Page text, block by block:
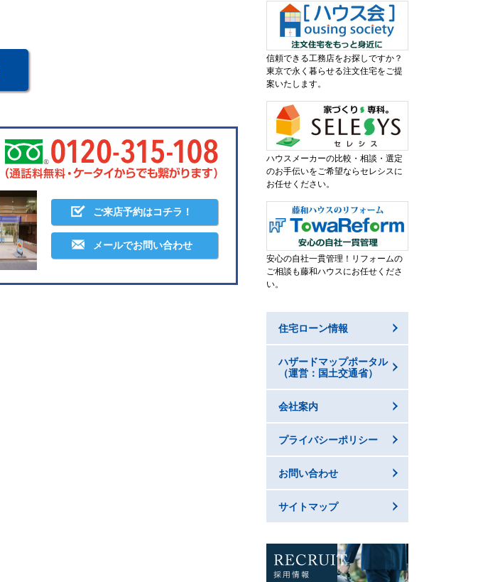
ご来店予約はコチラ！
メールでお問い合わせ
信頼できる工務店をお探しですか？
東京で永く暮らせる注文住宅をご提
案いたします。
ハウスメーカーの比較・相談・選定
のお手伝いをご希望ならセレシスに
お任せください。
安心の自社一貫管理！リフォームの
ご相談も藤和ハウスにお任せくださ
い。
住宅ローン情報
ハザードマップポータル
（運営：国土交通省）
会社案内
プライバシーポリシー
お問い合わせ
サイトマップ